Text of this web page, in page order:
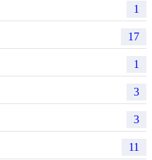
1
17
1
3
3
11